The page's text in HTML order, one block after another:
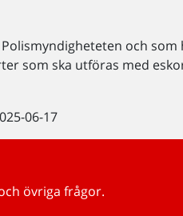
och
som ska utföras med
06-17
övriga frågor.